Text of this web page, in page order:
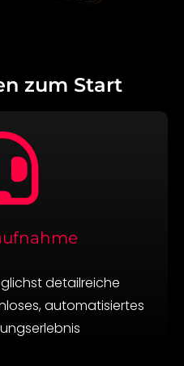
zum Start
detailreiche
automatisiertes